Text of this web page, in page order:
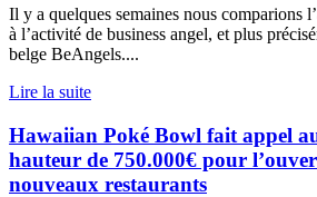
Il y a quelques semaines nous comparions
à l’activité de business angel, et plus
belge BeAngels....
Lire la suite
Hawaiian Poké Bowl fait appel
hauteur de 750.000€ pour
nouveaux restaurants